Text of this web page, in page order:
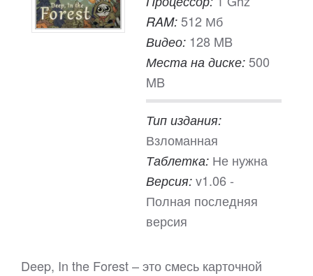
RAM: 512 Мб
Видео: 128 MB
Места на диске: 500
MB
Тип издания:
Взломанная
Таблетка: Не нужна
Версия: v1.06 -
Полная последняя
версия
Deep, In the Forest – это смесь карточной